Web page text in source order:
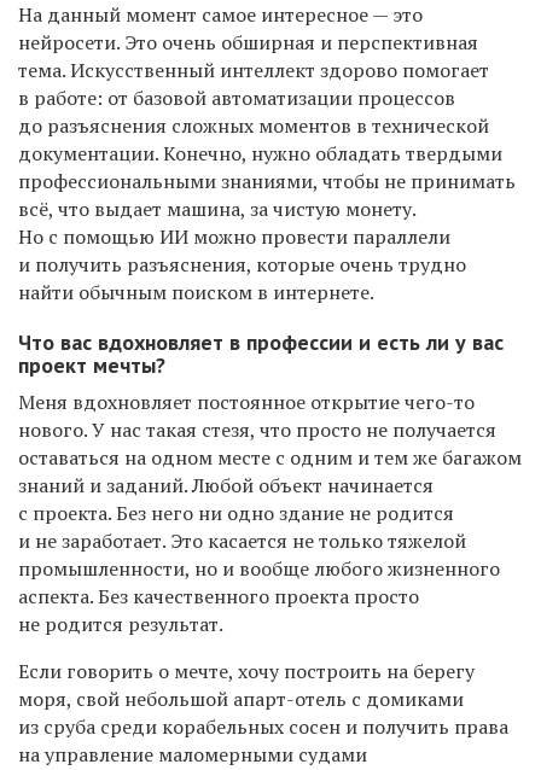
На данный момент самое интересное — это
нейросети. Это очень обширная и перспективная
тема. Искусственный интеллект здорово помогает
в работе: от базовой автоматизации процессов
до разъяснения сложных моментов в технической
документации. Конечно, нужно обладать твердыми
профессиональными знаниями, чтобы не принимать
всё, что выдает машина, за чистую монету.
Но с помощью ИИ можно провести параллели
и получить разъяснения, которые очень трудно
найти обычным поиском в интернете.
Что вас вдохновляет в профессии и есть ли у вас
проект мечты?
Меня вдохновляет постоянное открытие чего-то
нового. У нас такая стезя, что просто не получается
оставаться на одном месте с одним и тем же багажом
знаний и заданий. Любой объект начинается
с проекта. Без него ни одно здание не родится
и не заработает. Это касается не только тяжелой
промышленности, но и вообще любого жизненного
аспекта. Без качественного проекта просто
не родится результат.
Если говорить о мечте, хочу построить на берегу
моря, свой небольшой апарт-отель с домиками
из сруба среди корабельных сосен и получить права
на управление маломерными судами